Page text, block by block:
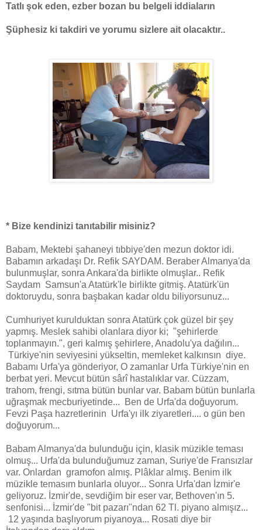
Tatlı şok eden, ezber bozan bu belgeli iddiaların
Şüphesiz ki takdiri ve yorumu sizlere ait olacaktır..
* Bize kendinizi tanıtabilir misiniz?
Babam, Mektebi şahaneyi tıbbiye'den mezun doktor idi.
Babamın arkadaşı Dr. Refik SAYDAM. Beraber Almanya'da
bulunmuşlar, sonra Ankara'da birlikte olmuşlar.. Refik
Saydam Samsun'a Atatürk'le birlikte gitmiş. Atatürk'ün
doktoruydu, sonra başbakan kadar oldu biliyorsunuz...
Cumhuriyet kurulduktan sonra Atatürk çok güzel bir şey
yapmış. Meslek sahibi olanlara diyor ki; "şehirlerde
toplanmayın.", geri kalmış şehirlere, Anadolu'ya dağılın...
Türkiye'nin seviyesini yükseltin, memleket kalkınsın diye.
Babamı Urfa'ya gönderiyor, O zamanlar Urfa Türkiye'nin en
berbat yeri. Mevcut bütün sârî hastalıklar var. Cüzzam,
trahom, frengi, sıtma bütün bunlar var. Babam bütün bunlarla
uğraşmak mecburiyetinde... Ben de Urfa'da doğuyorum.
Fevzi Paşa hazretlerinin Urfa'yı ilk ziyaretleri.... o gün ben
doğuyorum...
Babam Almanya'da bulunduğu için, klasik müzikle teması
olmuş... Urfa'da bulunduğumuz zaman, Suriye'de Fransızlar
var. Onlardan gramofon almış. Plâklar almış. Benim ilk
müzikle temasım bunlarla oluyor... Sonra Urfa'dan İzmir'e
geliyoruz. İzmir'de, sevdiğim bir eser var, Bethoven'ın 5.
senfonisi... İzmir'de "bit pazarı"ndan 62 Tl. piyano almışız...
12 yaşında başlıyorum piyanoya... Rosati diye bir